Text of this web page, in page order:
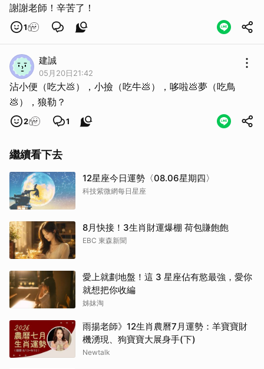
謝謝老師！辛苦了！
1
建誠
05月20日21:42
沾小便（吃大💩），小撿（吃牛💩），哆啦💩夢（吃鳥
💩），狼勒？
2 1
繼續看下去
12星座今日運勢〈08.06星期四〉
科技紫微網每日星座
8月快接！3生肖財運爆棚 荷包賺飽飽
EBC 東森新聞
愛上就劃地盤！這 3 星座佔有慾最強，愛你
就想把你收編
姊妹淘
雨揚老師》12生肖農曆7月運勢：羊寶寶財
機湧現、狗寶寶大展身手(下)
Newtalk